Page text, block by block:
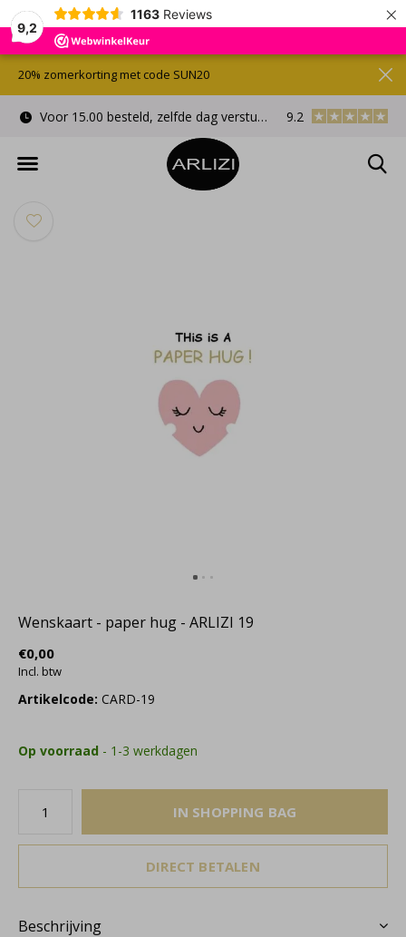
9,2
1163 Reviews ×
Voor 15.00 besteld, zelfde dag verstuurd Gratis
9.2
20% zomerkorting met code SUN20
Wenskaart - paper hug - ARLIZI 19
€0,00
Incl. btw
Artikelcode: CARD-19
Op voorraad - 1-3 werkdagen
IN SHOPPING BAG
DIRECT BETALEN
Beschrijving